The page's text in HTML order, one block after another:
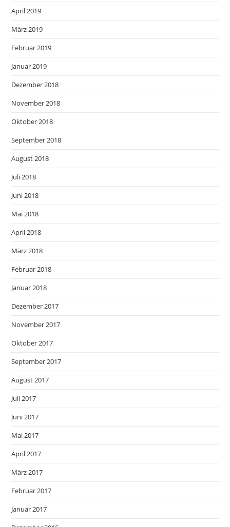
April 2019
März 2019
Februar 2019
Januar 2019
Dezember 2018
November 2018
Oktober 2018
September 2018
August 2018
Juli 2018
Juni 2018
Mai 2018
April 2018
März 2018
Februar 2018
Januar 2018
Dezember 2017
November 2017
Oktober 2017
September 2017
August 2017
Juli 2017
Juni 2017
Mai 2017
April 2017
März 2017
Februar 2017
Januar 2017